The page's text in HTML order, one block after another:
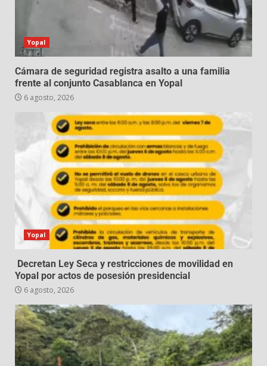
Yopal
Cámara de seguridad registra asalto a una familia
frente al conjunto Casablanca en Yopal
6 agosto, 2026
Yopal
Decretan Ley Seca y restricciones de movilidad en
Yopal por actos de posesión presidencial
6 agosto, 2026